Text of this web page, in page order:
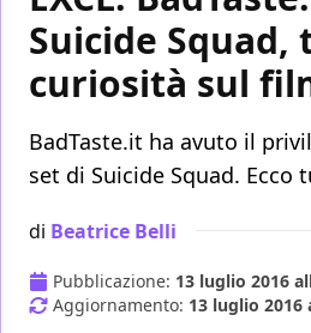
Suicide
curiosità sul
BadTaste.it ha avuto il
set di Suicide Squad. Ecco
di Beatrice Belli
Pubblicazione: 13 luglio 2016
Aggiornamento: 13 luglio 2016